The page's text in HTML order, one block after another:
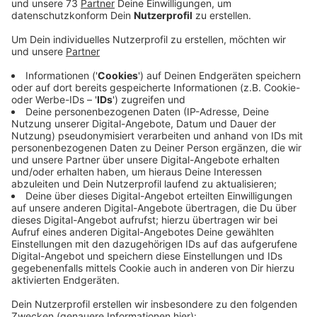
Veröffentlicht:Freitag, 22.04.2022 14:46
Anzeige
Zehn Bands sind dabei
Anzeige
Termin ist der 21. Mai. Zehn Bands sind dabei. Sie
treten in verschiedenen Gastronomiebetrieben und
Biergärten in der Borkener Innenstadt auf. Die
Eintrittsbänder gibt es ab sofort für 9 Euro unter
anderem bei der Touristinfo im FARB und den
beteiligten Kneipen.